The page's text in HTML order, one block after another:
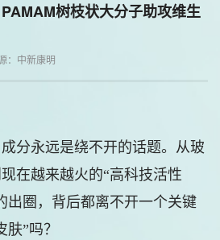
树枝状大分子助攻维生
中新康明
分永远是绕不开的话题。从玻
在越来越火的“高科技活性
出圈，背后都离不开一个关键
”吗？